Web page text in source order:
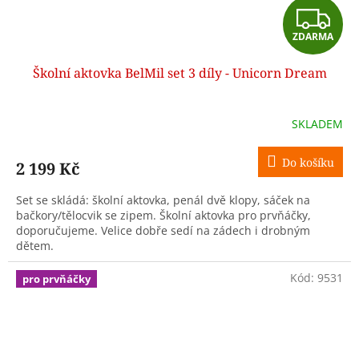
Z
D
R
M
A
ZDARMA
Školní aktovka BelMil set 3 díly - Unicorn Dream
SKLADEM
2 199 Kč Do košíku
Set se skládá: školní aktovka, penál dvě klopy, sáček na
bačkory/tělocvik se zipem. Školní aktovka pro prvňáčky,
doporučujeme. Velice dobře sedí na zádech i drobným
dětem.
pro prvňáčky Kód: 9531